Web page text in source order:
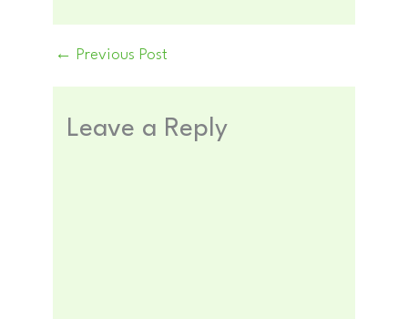
← Previous Post
Leave a Reply